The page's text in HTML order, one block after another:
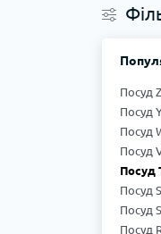
Посуд
Посуд
Посуд
Посуд
Посуд
Посуд
Посуд
Посуд